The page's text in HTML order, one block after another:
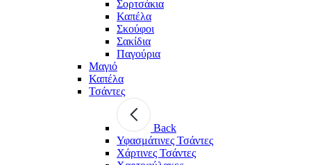
Σορτσάκια
Καπέλα
Σκούφοι
Σακίδια
Παγούρια
Μαγιό
Καπέλα
Τσάντες
Back
Υφασμάτινες Τσάντες
Χάρτινες Τσάντες